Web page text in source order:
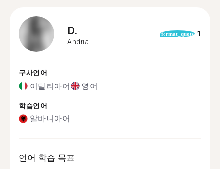
D.
Andria
format_quote 1
구사언어
이탈리아어 영어
학습언어
알바니아어
언어 학습 목표